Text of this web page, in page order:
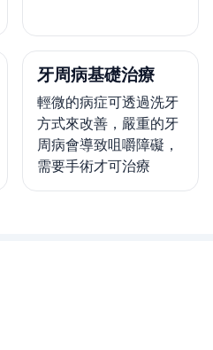
牙周病基礎治療
輕微的病症可透過洗牙
方式來改善，嚴重的牙
周病會導致咀嚼障礙，
需要手術才可治療